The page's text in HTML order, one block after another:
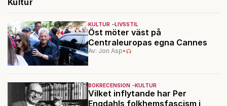
Kultur
KULTUR LIVSSTIL
Öst möter väst på
Centraleuropas egna Cannes
Av: Jon Asp•
BOKRECENSION KULTUR
Vilket inflytande har Per
Engdahls folkhemsfascism i